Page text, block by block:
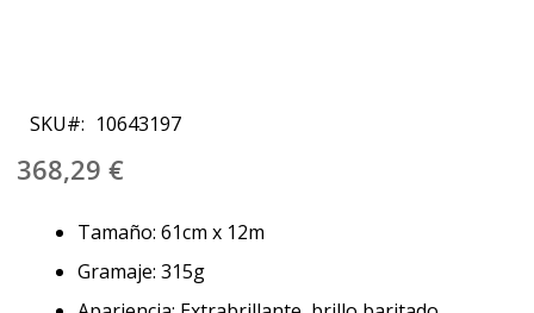
comienzo
de
la
imágenes
SKU 10643197
368,29 €
Tamaño: 61cm x 12m
Gramaje: 315g